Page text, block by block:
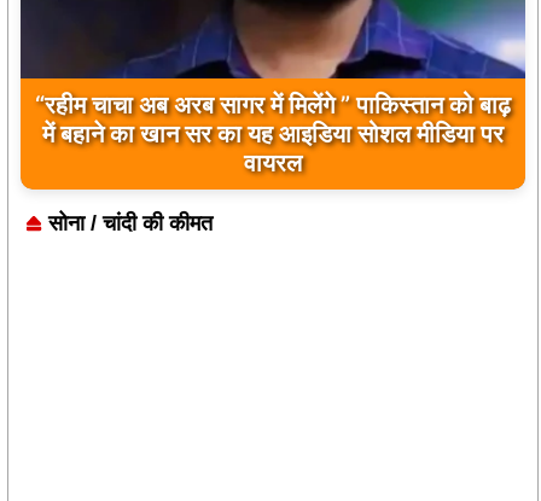
बिलावल भुट्टो द्वारा सिंधु नदी और भारत को लेकर दिए गए
बयान पर भारत के केंद्रीय मंत्रियों की कड़ी प्रतिक्रिया
सोना / चांदी की कीमत